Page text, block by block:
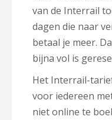
van de Interrail
dagen die naar
betaal je meer.
bijna vol is
Het Interrail-
voor iedereen
niet online te